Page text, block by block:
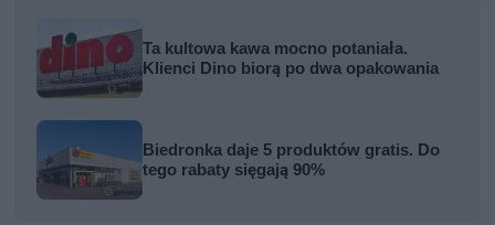
Ta kultowa kawa mocno potaniała.
Klienci Dino biorą po dwa opakowania
Biedronka daje 5 produktów gratis. Do
tego rabaty sięgają 90%